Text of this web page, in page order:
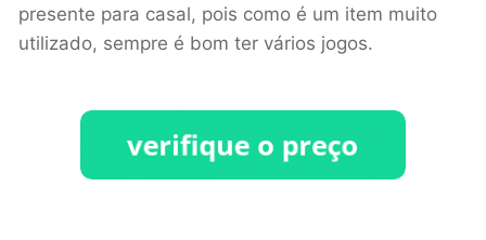
presente para casal, pois como é um item muito
utilizado, sempre é bom ter vários jogos.